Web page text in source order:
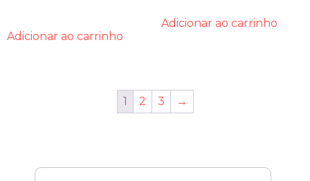
Adicionar ao carrinho
Adicionar ao carrinho
1 2 3 →